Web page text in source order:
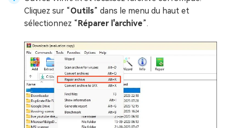
Cliquez sur “Outils” dans le menu du haut et
sélectionnez “Réparer l'archive”.